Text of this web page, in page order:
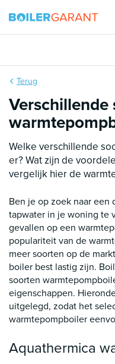
Terug
Verschillende
Welke verschillende
er? Wat zijn de
vergelijk hier de
Ben je op zoek naar een
tapwater in je woning te
gevallen op een
populariteit van de
meer soorten op de
boiler best lastig zijn.
soorten
eigenschappen.
uitgelegd, zodat het
warmtepompboiler
Aquathermica